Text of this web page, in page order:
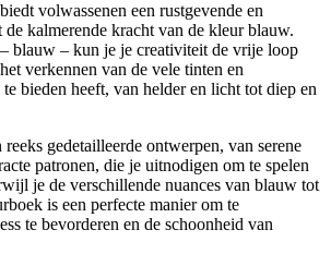
volwassenen een rustgevende en
de kalmerende kracht van de kleur blauw.
blauw – kun je je creativiteit de vrije loop
verkennen van de vele tinten en
bieden heeft, van helder en licht tot diep en
gedetailleerde ontwerpen, van serene
patronen, die je uitnodigen om te spelen
je de verschillende nuances van blauw tot
is een perfecte manier om te
te bevorderen en de schoonheid van